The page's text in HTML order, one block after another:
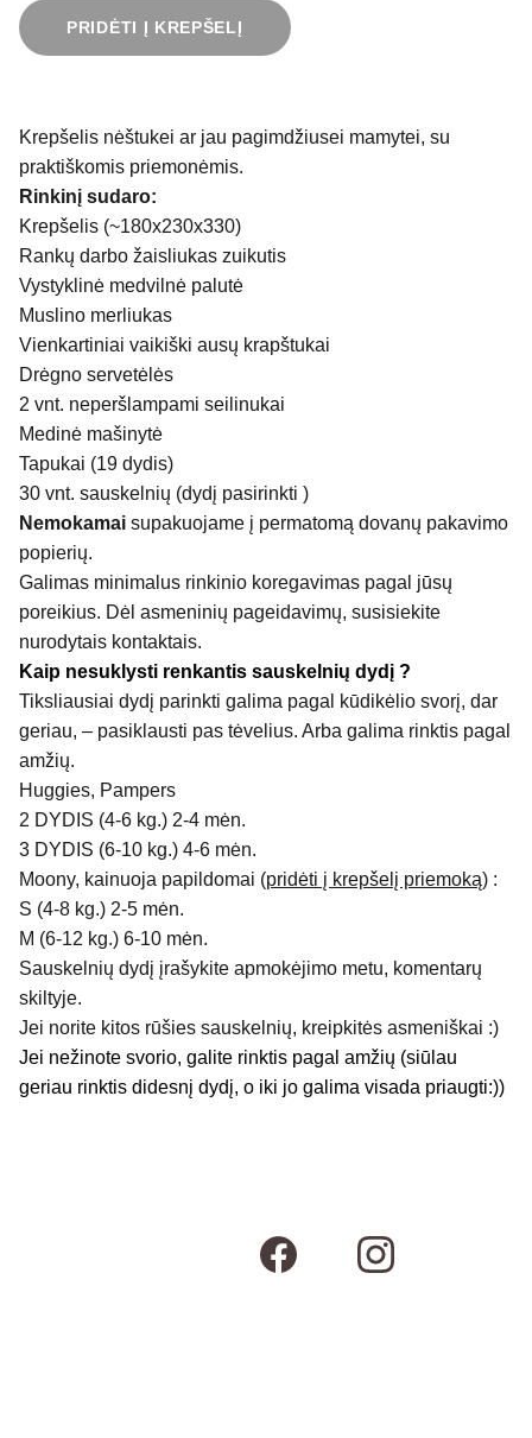
PRIDĖTI Į KREPŠELĮ
Krepšelis nėštukei ar jau pagimdžiusei mamytei, su
praktiškomis priemonėmis.
Rinkinį sudaro:
Krepšelis (~180x230x330)
Rankų darbo žaisliukas zuikutis
Vystyklinė medvilnė palutė
Muslino merliukas
Vienkartiniai vaikiški ausų krapštukai
Drėgno servetėlės
2 vnt. neperšlampami seilinukai
Medinė mašinytė
Tapukai (19 dydis)
30 vnt. sauskelnių (dydį pasirinkti )
Nemokamai supakuojame į permatomą dovanų pakavimo
popierių.
Galimas minimalus rinkinio koregavimas pagal jūsų
poreikius. Dėl asmeninių pageidavimų, susisiekite
nurodytais kontaktais.
Kaip nesuklysti renkantis sauskelnių dydį ?
Tiksliausiai dydį parinkti galima pagal kūdikėlio svorį, dar
geriau, – pasiklausti pas tėvelius. Arba galima rinktis pagal
amžių.
Huggies, Pampers
2 DYDIS (4-6 kg.) 2-4 mėn.
3 DYDIS (6-10 kg.) 4-6 mėn.
Moony, kainuoja papildomai (pridėti į krepšelį priemoką) :
S (4-8 kg.) 2-5 mėn.
M (6-12 kg.) 6-10 mėn.
Sauskelnių dydį įrašykite apmokėjimo metu, komentarų
skiltyje.
Jei norite kitos rūšies sauskelnių, kreipkitės asmeniškai :)
Jei nežinote svorio, galite rinktis pagal amžių (siūlau
geriau rinktis didesnį dydį, o iki jo galima visada priaugti:))